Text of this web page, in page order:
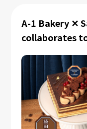
A-1 Bakery ✕
collaborates
coffee-